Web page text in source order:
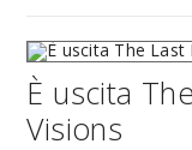
È uscita
Visions